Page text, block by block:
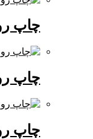
چاپ روی چوب
چاپ روی چرم
چاپ روی پارچه